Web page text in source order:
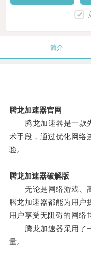
简介
腾龙加速器官网
腾龙加速器是一款先
术手段，通过优化网络
验。
腾龙加速器破解版
无论是网络游戏、高
腾龙加速器都能为用户
用户享受无阻碍的网络
腾龙加速器采用了一
量。